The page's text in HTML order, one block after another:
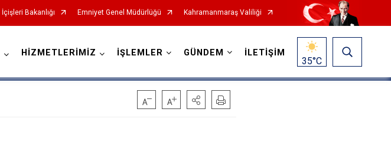
İçişleri Bakanlığı Emniyet Genel Müdürlüğü Kahramanmaraş Valiliği
HİZMETLERİMİZ İŞLEMLER GÜNDEM İLETİŞİM
35°C